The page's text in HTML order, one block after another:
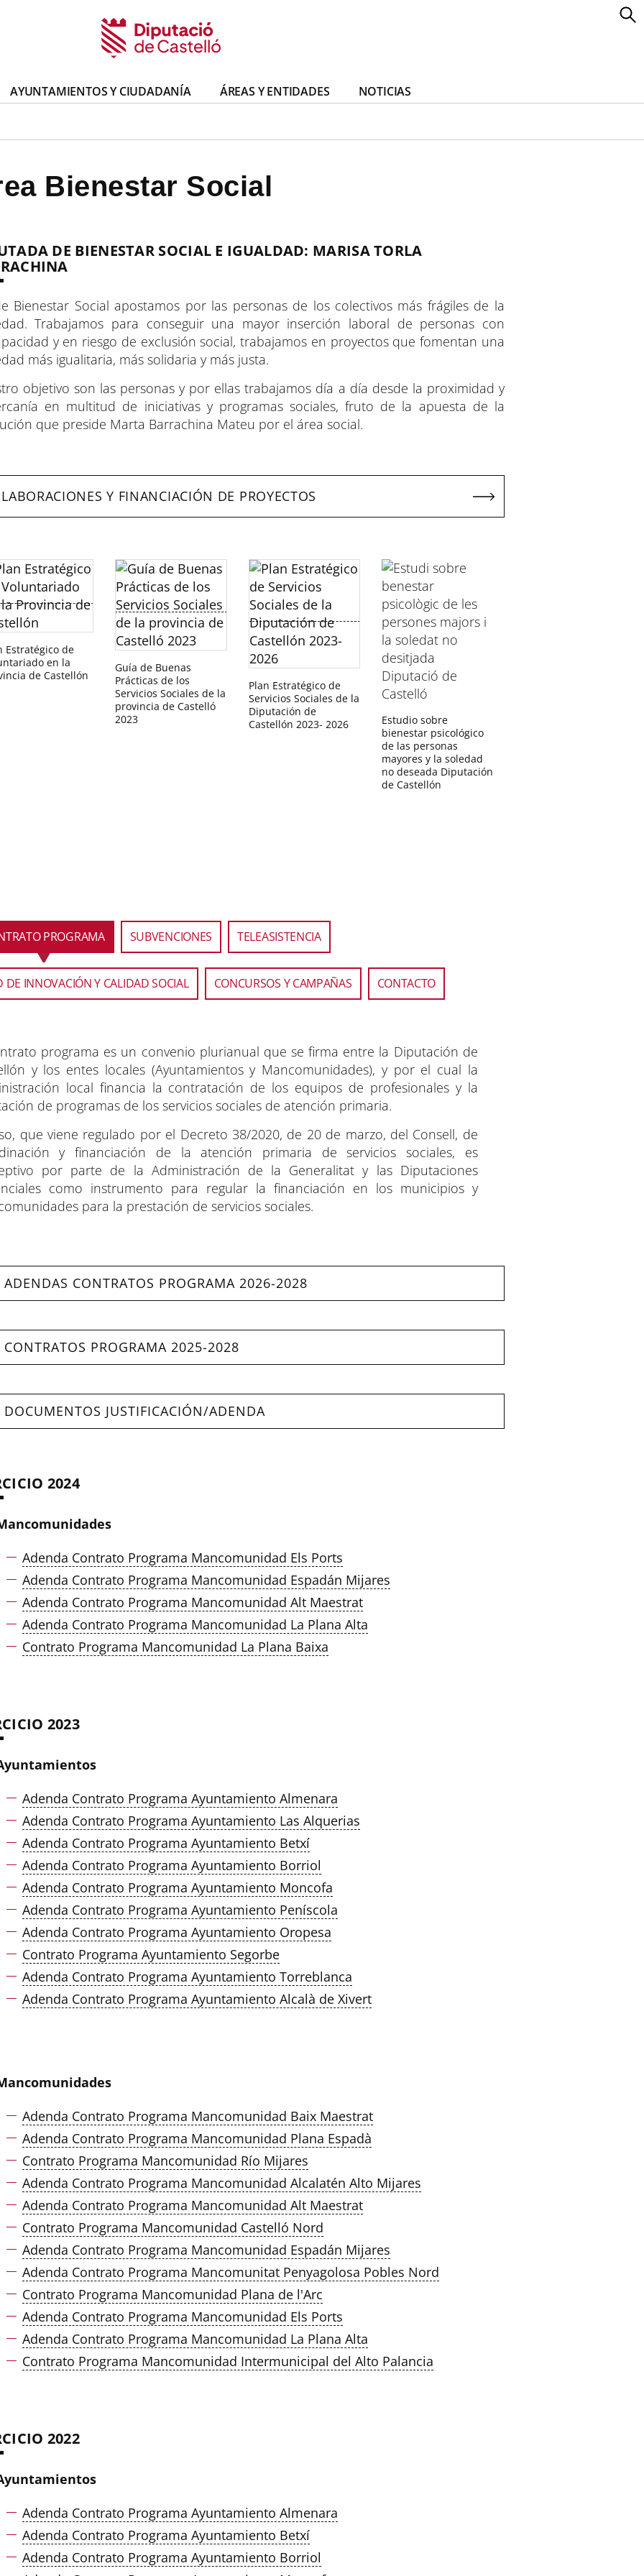
AYUNTAMIENTOS Y CIUDADANÍA ÁREAS Y ENTIDADES NOTICIAS
Bienestar Social
DE BIENESTAR SOCIAL E IGUALDAD: MARISA TORLA
Bienestar Social apostamos por las personas de los colectivos más frágiles de la
Trabajamos para conseguir una mayor inserción laboral de personas con
y en riesgo de exclusión social, trabajamos en proyectos que fomentan una
más igualitaria, más solidaria y más justa.
objetivo son las personas y por ellas trabajamos día a día desde la proximidad y
en multitud de iniciativas y programas sociales, fruto de la apuesta de la
que preside Marta Barrachina Mateu por el área social.
Y FINANCIACIÓN DE PROYECTOS
Estratégico de
en la
de Castellón
Guía de Buenas
Prácticas de los
Servicios Sociales de la
provincia de Castelló
2023
Plan Estratégico de
Servicios Sociales de la
Diputación de
Castellón 2023- 2026
Estudio sobre
bienestar psicológico
de las personas
mayores y la soledad
no deseada Diputación
de Castellón
PROGRAMA SUBVENCIONES TELEASISTENCIA
DE INNOVACIÓN Y CALIDAD SOCIAL CONCURSOS Y CAMPAÑAS CONTACTO
programa es un convenio plurianual que se firma entre la Diputación de
y los entes locales (Ayuntamientos y Mancomunidades), y por el cual la
local financia la contratación de los equipos de profesionales y la
de programas de los servicios sociales de atención primaria.
que viene regulado por el Decreto 38/2020, de 20 de marzo, del Consell, de
y financiación de la atención primaria de servicios sociales, es
por parte de la Administración de la Generalitat y las Diputaciones
como instrumento para regular la financiación en los municipios y
para la prestación de servicios sociales.
ADENDAS CONTRATOS PROGRAMA 2026-2028
CONTRATOS PROGRAMA 2025-2028
DOCUMENTOS JUSTIFICACIÓN/ADENDA
2024
Adenda Contrato Programa Mancomunidad Els Ports
Adenda Contrato Programa Mancomunidad Espadán Mijares
Adenda Contrato Programa Mancomunidad Alt Maestrat
Adenda Contrato Programa Mancomunidad La Plana Alta
Contrato Programa Mancomunidad La Plana Baixa
2023
Adenda Contrato Programa Ayuntamiento Almenara
Adenda Contrato Programa Ayuntamiento Las Alquerias
Adenda Contrato Programa Ayuntamiento Betxí
Adenda Contrato Programa Ayuntamiento Borriol
Adenda Contrato Programa Ayuntamiento Moncofa
Adenda Contrato Programa Ayuntamiento Peníscola
Adenda Contrato Programa Ayuntamiento Oropesa
Contrato Programa Ayuntamiento Segorbe
Adenda Contrato Programa Ayuntamiento Torreblanca
Adenda Contrato Programa Ayuntamiento Alcalà de Xivert
Adenda Contrato Programa Mancomunidad Baix Maestrat
Adenda Contrato Programa Mancomunidad Plana Espadà
Contrato Programa Mancomunidad Río Mijares
Adenda Contrato Programa Mancomunidad Alcalatén Alto Mijares
Adenda Contrato Programa Mancomunidad Alt Maestrat
Contrato Programa Mancomunidad Castelló Nord
Adenda Contrato Programa Mancomunidad Espadán Mijares
Adenda Contrato Programa Mancomunitat Penyagolosa Pobles Nord
Contrato Programa Mancomunidad Plana de l'Arc
Adenda Contrato Programa Mancomunidad Els Ports
Adenda Contrato Programa Mancomunidad La Plana Alta
Contrato Programa Mancomunidad Intermunicipal del Alto Palancia
2022
Adenda Contrato Programa Ayuntamiento Almenara
Adenda Contrato Programa Ayuntamiento Betxí
Adenda Contrato Programa Ayuntamiento Borriol